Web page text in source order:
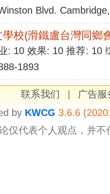
Blvd.
校(滑鐵盧台灣同鄉
: 10 效果: 10 推荐: 10
1893
联系我们
广告服
by KWCG 3.6.6
仅代表个人观点，并